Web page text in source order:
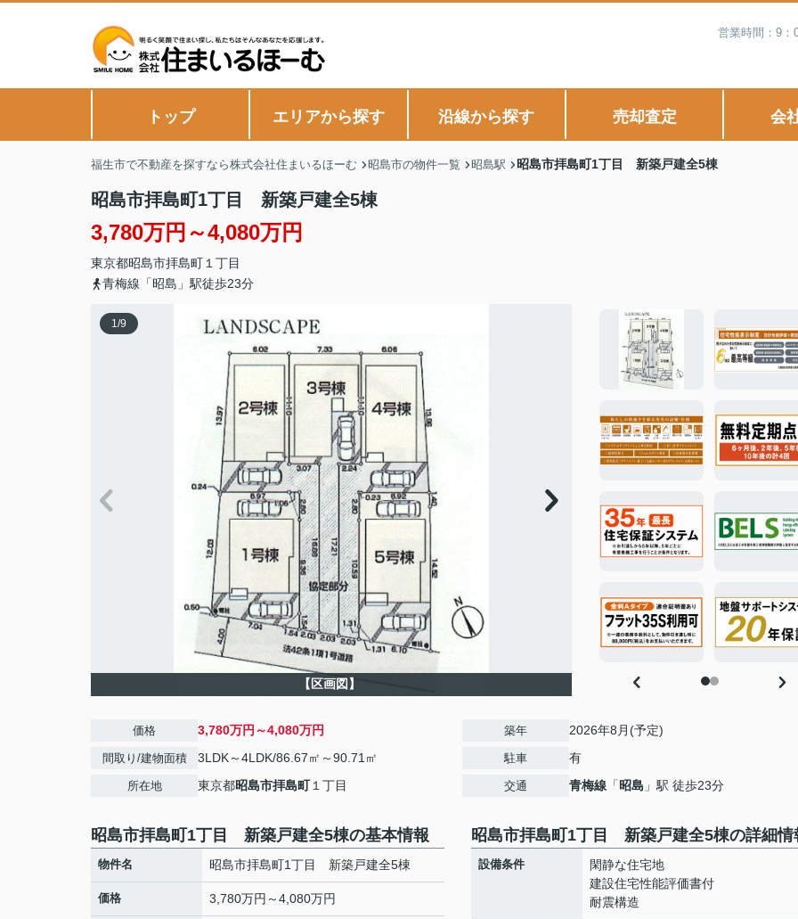
営業時間：9
トップ エリアから探す 沿線から探す 売却査定 会
福生市で不動産を探すなら株式会社住まいるほーむ 昭島市の物件一覧 昭島駅 昭島市拝島町1丁目 新築戸建全5棟
昭島市拝島町1丁目 新築戸建全5棟
3,780万円～4,080万円
東京都昭島市拝島町 １丁目
青梅線「昭島」駅徒歩23分
1/9
【区画図】
価格 3,780万円～4,080万円
間取り/建物面積 3LDK～4LDK/86.67㎡～90.71㎡
所在地 東京都昭島市拝島町１丁目
築年 2026年8月(予定)
駐車 有
交通 青梅線 「昭島 」駅 徒歩23分
昭島市拝島町1丁目 新築戸建全5棟の基本情報
物件名 昭島市拝島町1丁目 新築戸建全5棟
価格 3,780万円～4,080万円
昭島市拝島町1丁目 新築戸建全5棟の詳細情
設備条件
閑静な住宅地
建設住宅性能評価書付
耐震構造